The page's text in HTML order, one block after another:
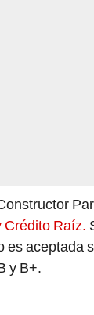
Crédito Raíz.
es aceptada
y B+.